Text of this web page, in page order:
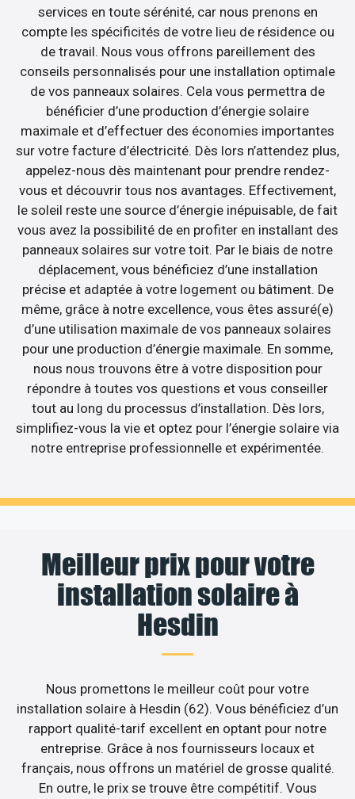
services en toute sérénité, car nous prenons en
compte les spécificités de votre lieu de résidence ou
de travail. Nous vous offrons pareillement des
conseils personnalisés pour une installation optimale
de vos panneaux solaires. Cela vous permettra de
bénéficier d’une production d’énergie solaire
maximale et d’effectuer des économies importantes
sur votre facture d’électricité. Dès lors n’attendez plus,
appelez-nous dès maintenant pour prendre rendez-
vous et découvrir tous nos avantages. Effectivement,
le soleil reste une source d’énergie inépuisable, de fait
vous avez la possibilité de en profiter en installant des
panneaux solaires sur votre toit. Par le biais de notre
déplacement, vous bénéficiez d’une installation
précise et adaptée à votre logement ou bâtiment. De
même, grâce à notre excellence, vous êtes assuré(e)
d’une utilisation maximale de vos panneaux solaires
pour une production d’énergie maximale. En somme,
nous nous trouvons être à votre disposition pour
répondre à toutes vos questions et vous conseiller
tout au long du processus d’installation. Dès lors,
simplifiez-vous la vie et optez pour l’énergie solaire via
notre entreprise professionnelle et expérimentée.
Meilleur prix pour votre
installation solaire à
Hesdin
Nous promettons le meilleur coût pour votre
installation solaire à Hesdin (62). Vous bénéficiez d’un
rapport qualité-tarif excellent en optant pour notre
entreprise. Grâce à nos fournisseurs locaux et
français, nous offrons un matériel de grosse qualité.
En outre, le prix se trouve être compétitif. Vous